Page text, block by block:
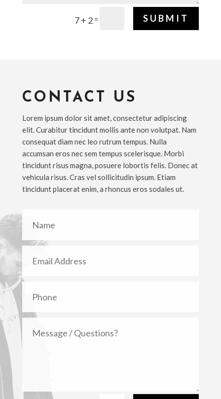
7 + 2 = SUBMIT
CONTACT US
Lorem ipsum dolor sit amet, consectetur adipiscing
elit. Curabitur tincidunt mollis ante non volutpat. Nam
consequat diam nec leo rutrum tempus. Nulla
accumsan eros nec sem tempus scelerisque. Morbi
tincidunt risus magna, posuere lobortis felis. Donec at
vehicula risus. Cras vel sollicitudin ipsum. Etiam
tincidunt placerat enim, a rhoncus eros sodales ut.